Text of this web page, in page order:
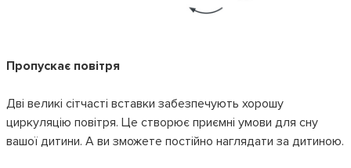
Пропускає повітря
Дві великі сітчасті вставки забезпечують хорошу
циркуляцію повітря. Це створює приємні умови для сну
вашої дитини. А ви зможете постійно наглядати за дитиною.